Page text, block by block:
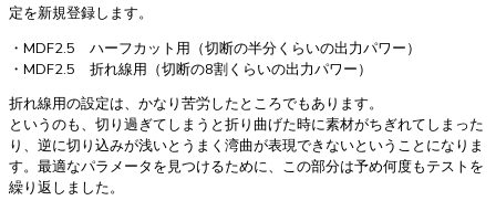
定を新規登録します。
・MDF2.5 ハーフカット用（切断の半分くらいの出力パワー）
・MDF2.5 折れ線用（切断の8割くらいの出力パワー）
折れ線用の設定は、かなり苦労したところでもあります。
というのも、切り過ぎてしまうと折り曲げた時に素材がちぎれてしまった
り、逆に切り込みが浅いとうまく湾曲が表現できないということになりま
す。最適なパラメータを見つけるために、この部分は予め何度もテストを
繰り返しました。